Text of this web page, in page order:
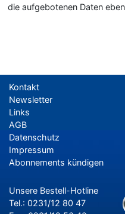
die aufgebotenen Daten
Kontakt
Newsletter
Links
AGB
Datenschutz
Impressum
Abonnements kündigen
Unsere Bestell-Hotline
Tel.: 0231/12 80 47